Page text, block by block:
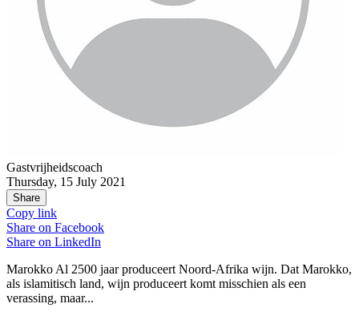
Gastvrijheidscoach
Thursday, 15 July 2021
Share
Copy link
Share on Facebook
Share on LinkedIn
Marokko Al 2500 jaar produceert Noord-Afrika wijn. Dat Marokko,
als islamitisch land, wijn produceert komt misschien als een
verassing, maar...